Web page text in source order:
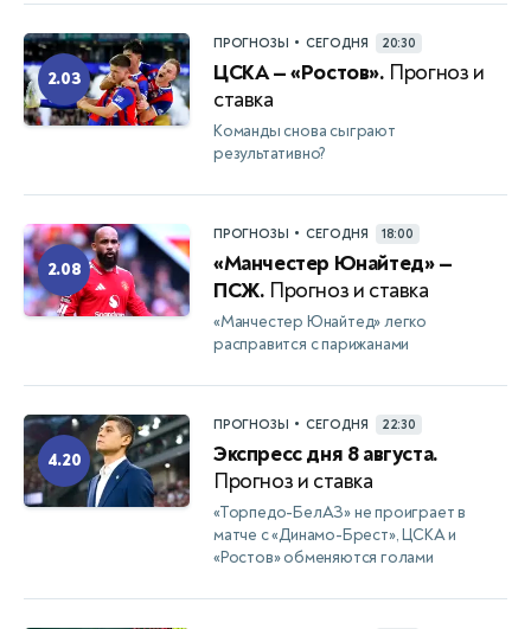
2.03
ПРОГНОЗЫ • СЕГОДНЯ 20:30
ЦСКА — «Ростов». Прогноз и
ставка
Команды снова сыграют
результативно?
2.08
ПРОГНОЗЫ • СЕГОДНЯ 18:00
«Манчестер Юнайтед» —
ПСЖ. Прогноз и ставка
«Манчестер Юнайтед» легко
расправится с парижанами
4.20
ПРОГНОЗЫ • СЕГОДНЯ 22:30
Экспресс дня 8 августа.
Прогноз и ставка
«Торпедо-БелАЗ» не проиграет в
матче с «Динамо-Брест», ЦСКА и
«Ростов» обменяются голами